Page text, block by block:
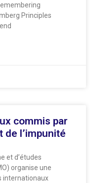
Principles
commis par
de l’impunité
et d’études
organise une
internationaux